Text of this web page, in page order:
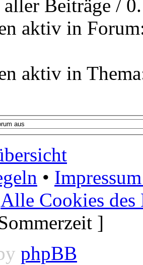
Beiträge /
aktiv in
aktiv in
•
Alle Cookies des
]
phpBB